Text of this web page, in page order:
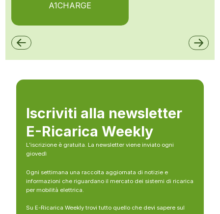
A1CHARGE
Iscriviti alla newsletter
E-Ricarica Weekly
L’iscrizione è gratuita. La newsletter viene inviato ogni
giovedì
Ogni settimana una raccolta aggiornata di notizie e
informazioni che riguardano il mercato dei sistemi di ricarica
per mobilità elettrica.
Su E-Ricarica Weekly trovi tutto quello che devi sapere sul